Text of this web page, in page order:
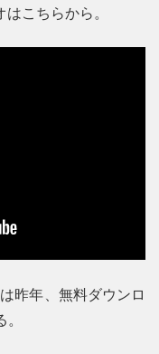
こちらから。
昨年、無料ダウンロ